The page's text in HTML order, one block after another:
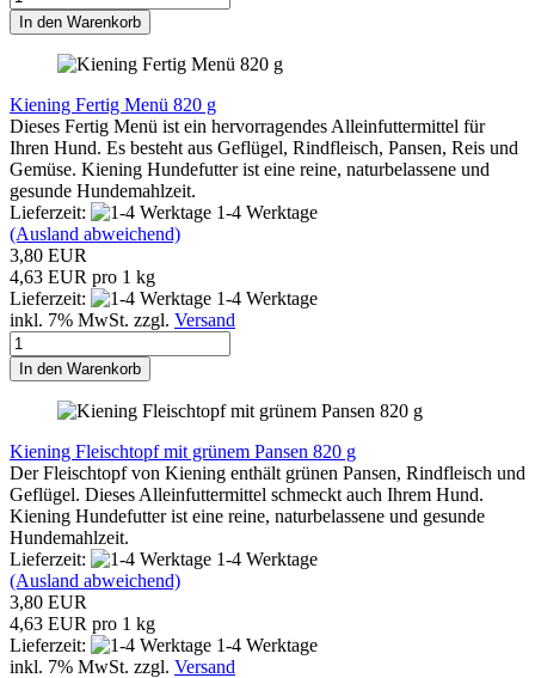
In den Warenkorb
Kiening Fertig Menü 820 g
Dieses Fertig Menü ist ein hervorragendes Alleinfuttermittel für
Ihren Hund. Es besteht aus Geflügel, Rindfleisch, Pansen, Reis und
Gemüse. Kiening Hundefutter ist eine reine, naturbelassene und
gesunde Hundemahlzeit.
Lieferzeit:
1-4 Werktage
(Ausland abweichend)
3,80 EUR
4,63 EUR pro 1 kg
Lieferzeit:
1-4 Werktage
inkl. 7% MwSt. zzgl. Versand
In den Warenkorb
Kiening Fleischtopf mit grünem Pansen 820 g
Der Fleischtopf von Kiening enthält grünen Pansen, Rindfleisch und
Geflügel. Dieses Alleinfuttermittel schmeckt auch Ihrem Hund.
Kiening Hundefutter ist eine reine, naturbelassene und gesunde
Hundemahlzeit.
Lieferzeit:
1-4 Werktage
(Ausland abweichend)
3,80 EUR
4,63 EUR pro 1 kg
Lieferzeit:
1-4 Werktage
inkl. 7% MwSt. zzgl. Versand